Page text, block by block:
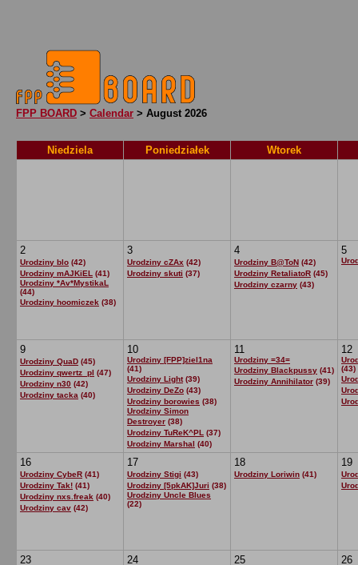
FPP BOARD > Calendar > August 2026
Niedziela Poniedziałek Wtorek
2
Urodziny blo (42)
Urodziny mAJKiEL (41)
Urodziny *Av*MystikaL
(44)
Urodziny hoomiczek (38)
3
Urodziny cZAx (42)
Urodziny skuti (37)
4
Urodziny B@ToN (42)
Urodziny RetaliatoR (45)
Urodziny czarny (43)
5
9
Urodziny QuaD (45)
Urodziny qwertz_pl (47)
Urodziny n30 (42)
Urodziny tacka (40)
10
Urodziny [FPP]ziel1na
(41)
Urodziny Light (39)
Urodziny DeZo (43)
Urodziny borowies (38)
Urodziny Simon
Destroyer (38)
Urodziny TuReK^PL (37)
Urodziny Marshal (40)
11
Urodziny =34=
Urodziny Blackpussy (41)
Urodziny Annihilator (39)
12
(43)
16
Urodziny CybeR (41)
Urodziny Tak! (41)
Urodziny nxs.freak (40)
Urodziny cav (42)
17
Urodziny Stigi (43)
Urodziny [5pkAK]Juri (38)
Urodziny Uncle Blues
(22)
18
Urodziny Loriwin (41)
19
23 24 25 26